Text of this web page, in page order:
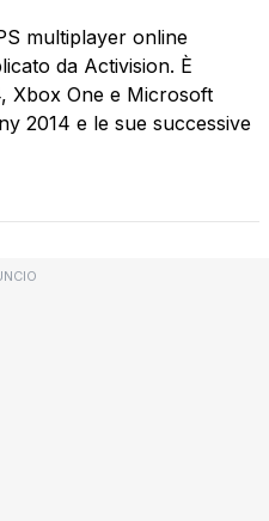
multiplayer online
da Activision. È
Xbox One e Microsoft
2014 e le sue successive